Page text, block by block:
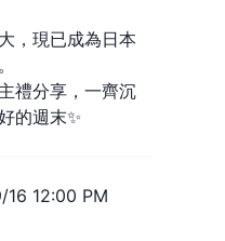
，現已成為日本
禮分享，一齊沉
的週末✨
12:00 PM